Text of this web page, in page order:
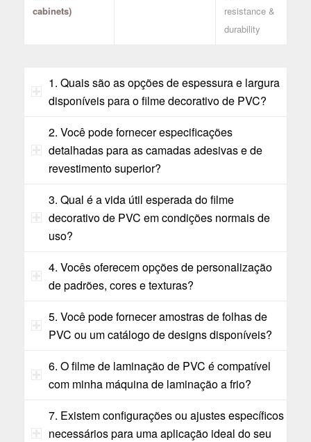
cabinets)
resistance &
durability
1. Quais são as opções de espessura e largura
disponíveis para o filme decorativo de PVC?
2. Você pode fornecer especificações
detalhadas para as camadas adesivas e de
revestimento superior?
3. Qual é a vida útil esperada do filme
decorativo de PVC em condições normais de
uso?
4. Vocês oferecem opções de personalização
de padrões, cores e texturas?
5. Você pode fornecer amostras de folhas de
PVC ou um catálogo de designs disponíveis?
6. O filme de laminação de PVC é compatível
com minha máquina de laminação a frio?
7. Existem configurações ou ajustes específicos
necessários para uma aplicação ideal do seu